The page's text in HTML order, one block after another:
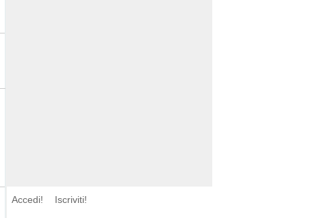
Accedi! Iscriviti!